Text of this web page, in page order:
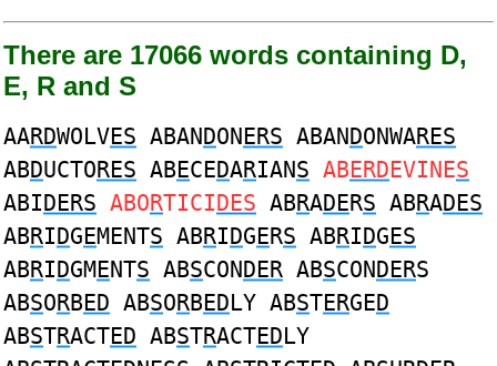
There are 17066 words containing D,
E, R and S
AARDWOLVES ABANDONERS ABANDONWARES
ABDUCTORES ABECEDARIANS ABERDEVINES
ABIDERS ABORTICIDES ABRADERS ABRADES
ABRIDGEMENTS ABRIDGERS ABRIDGES
ABRIDGMENTS ABSCONDER ABSCONDERS
ABSORBED ABSORBEDLY ABSTERGED
ABSTRACTED ABSTRACTEDLY